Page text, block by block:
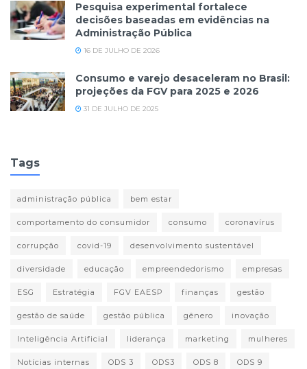
Pesquisa experimental fortalece
decisões baseadas em evidências na
Administração Pública
16 DE JULHO DE 2026
Consumo e varejo desaceleram no Brasil:
projeções da FGV para 2025 e 2026
31 DE JULHO DE 2025
Tags
administração pública bem estar
comportamento do consumidor consumo coronavírus
corrupção covid-19 desenvolvimento sustentável
diversidade educação empreendedorismo empresas
ESG Estratégia FGV EAESP finanças gestão
gestão de saúde gestão pública gênero inovação
Inteligência Artificial liderança marketing mulheres
Notícias internas ODS 3 ODS3 ODS 8 ODS 9